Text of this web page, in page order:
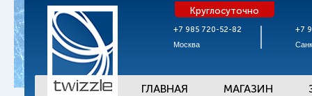
+7 985 720-52-82
Москва
Круглосуточно
+7
ГЛАВНАЯ МАГАЗИН